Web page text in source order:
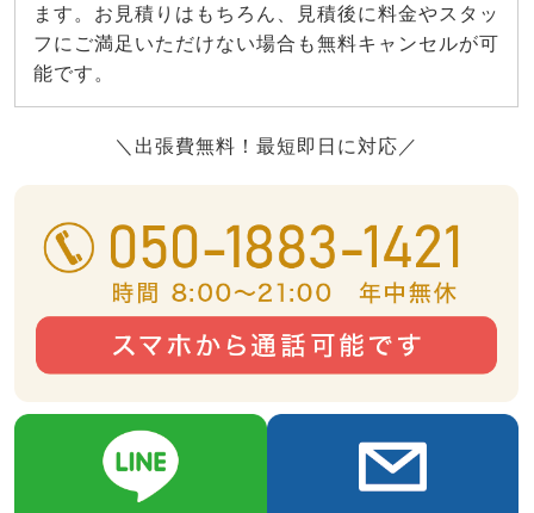
ます。お見積りはもちろん、見積後に料金やスタッ
フにご満足いただけない場合も無料キャンセルが可
能です。
＼出張費無料！最短即日に対応／